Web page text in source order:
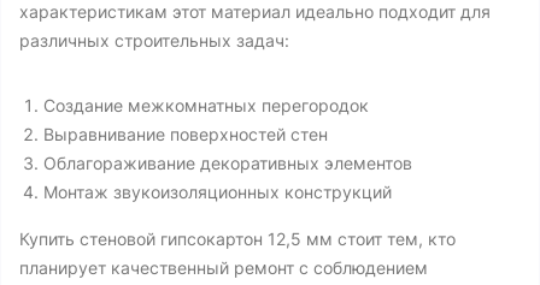
характеристикам этот материал идеально подходит для
различных строительных задач:
Создание межкомнатных перегородок
Выравнивание поверхностей стен
Облагораживание декоративных элементов
Монтаж звукоизоляционных конструкций
Купить стеновой гипсокартон 12,5 мм стоит тем, кто
планирует качественный ремонт с соблюдением